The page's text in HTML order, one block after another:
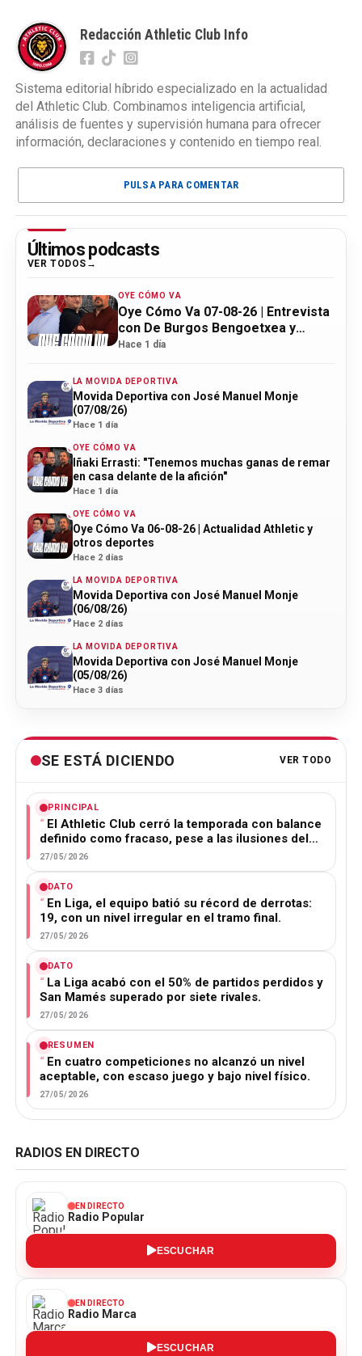
Redacción Athletic Club Info
Sistema editorial híbrido especializado en la actualidad
del Athletic Club. Combinamos inteligencia artificial,
análisis de fuentes y supervisión humana para ofrecer
información, declaraciones y contenido en tiempo real.
PULSA PARA COMENTAR
Últimos podcasts
VER TODOS
OYE CÓMO VA
Oye Cómo Va 07-08-26 | Entrevista
con De Burgos Bengoetxea y
actualidad Athletic
Hace 1 día
LA MOVIDA DEPORTIVA
Movida Deportiva con José Manuel Monje
(07/08/26)
Hace 1 día
OYE CÓMO VA
Iñaki Errasti: "Tenemos muchas ganas de remar
en casa delante de la afición"
Hace 1 día
OYE CÓMO VA
Oye Cómo Va 06-08-26 | Actualidad Athletic y
otros deportes
Hace 2 días
LA MOVIDA DEPORTIVA
Movida Deportiva con José Manuel Monje
(06/08/26)
Hace 2 días
LA MOVIDA DEPORTIVA
Movida Deportiva con José Manuel Monje
(05/08/26)
Hace 3 días
SE ESTÁ DICIENDO VER TODO
PRINCIPAL
El Athletic Club cerró la temporada con balance
definido como fracaso, pese a las ilusiones del…
27/05/2026
DATO
En Liga, el equipo batió su récord de derrotas:
19, con un nivel irregular en el tramo final.
27/05/2026
DATO
La Liga acabó con el 50% de partidos perdidos y
San Mamés superado por siete rivales.
27/05/2026
RESUMEN
En cuatro competiciones no alcanzó un nivel
aceptable, con escaso juego y bajo nivel físico.
27/05/2026
RADIOS EN DIRECTO
EN DIRECTO
Radio Popular
ESCUCHAR
EN DIRECTO
Radio Marca
ESCUCHAR